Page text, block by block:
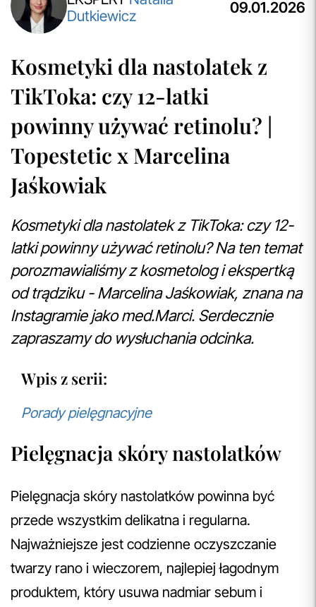
Aktualizacja Regulaminów
Zmiany obowiązują od 27.04.2026.
Korzystanie ze Sklepu Internetowego lub Konta po tym
przeczytaj więcej
Darmowa Dostawa i Zwrot
Naszym celem jest zapewnienie błyskawicznej i
efektywnej realizacji zamówień w naszym sklepie. Dzięki
nowoczesnemu magazynowi oraz zaawansowanym
technologicznie systemom IT, zamówienia są zazwyczaj
wysyłane i dostarczane w ciągu zaledwie
momentu złożenia.
Dutkiewicz
09.01.2026
Kosmetyki dla nastolatek z
TikToka: czy 12-latki
powinny używać retinolu? |
Topestetic x Marcelina
Jaśkowiak
Kosmetyki dla nastolatek z TikToka: czy 12-
latki powinny używać retinolu? Na ten temat
porozmawialiśmy z kosmetolog i ekspertką
od trądziku - Marcelina Jaśkowiak, znana na
Instagramie jako med.Marci. Serdecznie
zapraszamy do wysłuchania odcinka.
Wpis z serii:
Porady pielęgnacyjne
Pielęgnacja skóry nastolatków
Pielęgnacja skóry nastolatków powinna być
przede wszystkim delikatna i regularna.
Najważniejsze jest codzienne oczyszczanie
twarzy rano i wieczorem, najlepiej łagodnym
produktem, który usuwa nadmiar sebum i